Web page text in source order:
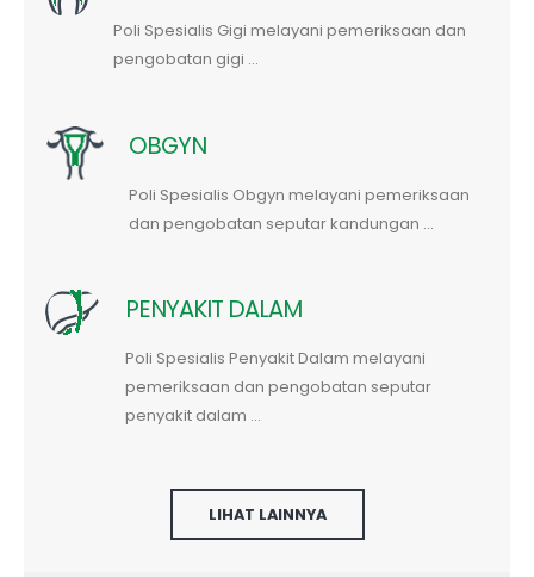
Poli Spesialis Gigi melayani pemeriksaan dan
pengobatan gigi ...
OBGYN
Poli Spesialis Obgyn melayani pemeriksaan
dan pengobatan seputar kandungan ...
PENYAKIT DALAM
Poli Spesialis Penyakit Dalam melayani
pemeriksaan dan pengobatan seputar
penyakit dalam ...
LIHAT LAINNYA